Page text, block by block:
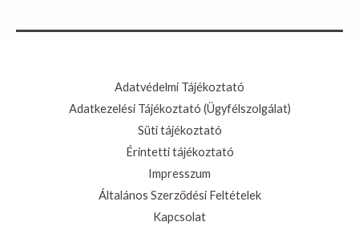
Adatvédelmi Tájékoztató
Adatkezelési Tájékoztató (Ügyfélszolgálat)
Süti tájékoztató
Érintetti tájékoztató
Impresszum
Általános Szerződési Feltételek
Kapcsolat